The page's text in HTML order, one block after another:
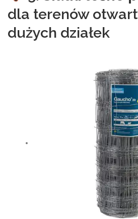
dla terenów
dużych działek